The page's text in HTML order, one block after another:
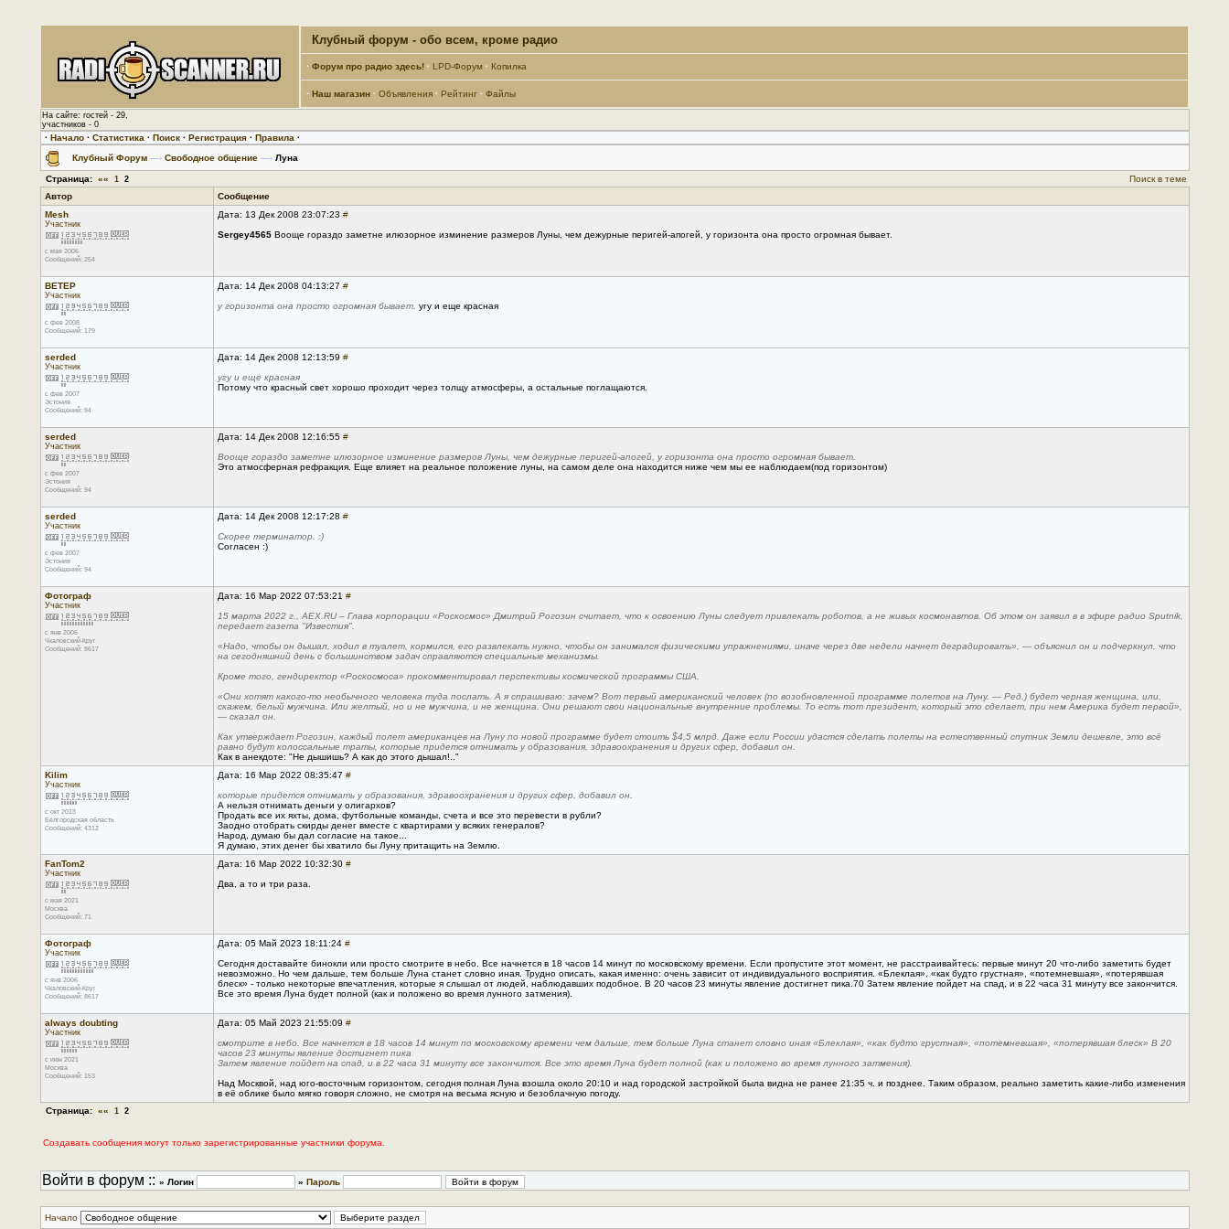
Клубный форум - обо всем, кроме радио
· Форум про радио здесь! · LPD-Форум · Копилка
· Наш магазин · Объявления · Рейтинг · Файлы
На сайте: гостей - 29,
участников - 0
· Начало· Статистика · Поиск· Регистрация· Правила ·
Клубный Форум —› Свободное общение —›Луна
Страница: «« 1 2
Поиск в теме
Автор
Сообщение
Mesh
Участник
с мая 2006
Сообщений: 254
Дата: 13 Дек 2008 23:07:23 #
Sergey4565Вооще гораздо заметне илюзорное изминение размеров Луны, чем дежурные перигей-апогей, у горизонта она просто огромная бывает.
ВЕТЕР
Участник
с фев 2008
Сообщений: 179
Дата: 14 Дек 2008 04:13:27 #
у горизонта она просто огромная бывает. угу и еще красная
serded
Участник
с фев 2007
Эстония
Сообщений: 94
Дата: 14 Дек 2008 12:13:59 #
угу и еще красная
Потому что красный свет хорошо проходит через толщу атмосферы, а остальные поглащаются.
serded
Участник
с фев 2007
Эстония
Сообщений: 94
Дата: 14 Дек 2008 12:16:55 #
Вооще гораздо заметне илюзорное изминение размеров Луны, чем дежурные перигей-апогей, у горизонта она просто огромная бывает.
Это атмосферная рефракция. Еще влияет на реальное положение луны, на самом деле она находится ниже чем мы ее наблюдаем(под горизонтом)
serded
Участник
с фев 2007
Эстония
Сообщений: 94
Дата: 14 Дек 2008 12:17:28 #
Скорее терминатор. :)
Согласен :)
Фотограф
Участник
с янв 2006
Чкаловский-Круг
Сообщений: 8617
Дата: 16 Мар 2022 07:53:21 #
15 марта 2022 г., AEX.RU – Глава корпорации «Роскосмос» Дмитрий Рогозин считает, что к освоению Луны следует привлекать роботов, а не живых космонавтов. Об этом он заявил в в эфире радио Sputnik,
передает газета "Известия".
«Надо, чтобы он дышал, ходил в туалет, кормился, его развлекать нужно, чтобы он занимался физическими упражнениями, иначе через две недели начнет деградировать», — объяснил он и подчеркнул, что
на сегодняшний день с большинством задач справляются специальные механизмы.
Кроме того, гендиректор «Роскосмоса» прокомментировал перспективы космической программы США.
«Они хотят какого-то необычного человека туда послать. А я спрашиваю: зачем? Вот первый американский человек (по возобновленной программе полетов на Луну. — Ред.) будет черная женщина, или,
скажем, белый мужчина. Или желтый, но и не мужчина, и не женщина. Они решают свои национальные внутренние проблемы. То есть тот президент, который это сделает, при нем Америка будет первой»,
— сказал он.
Как утверждает Рогозин, каждый полет американцев на Луну по новой программе будет стоить $4,5 млрд. Даже если России удастся сделать полеты на естественный спутник Земли дешевле, это всё
равно будут колоссальные траты, которые придется отнимать у образования, здравоохранения и других сфер, добавил он.
Как в анекдоте: "Не дышишь? А как до этого дышал!.."
Kilim
Участник
с окт 2013
Белгородская область
Сообщений: 4312
Дата: 16 Мар 2022 08:35:47 #
которые придется отнимать у образования, здравоохранения и других сфер, добавил он.
А нельзя отнимать деньги у олигархов?
Продать все их яхты, дома, футбольные команды, счета и все это перевести в рубли?
Заодно отобрать скирды денег вместе с квартирами у всяких генералов?
Народ, думаю бы дал согласие на такое...
Я думаю, этих денег бы хватило бы Луну притащить на Землю.
FanTom2
Участник
с мая 2021
Москва
Сообщений: 71
Дата: 16 Мар 2022 10:32:30 #
Два, а то и три раза.
Фотограф
Участник
с янв 2006
Чкаловский-Круг
Сообщений: 8617
Дата: 05 Май 2023 18:11:24 #
Сегодня доставайте бинокли или просто смотрите в небо. Все начнется в 18 часов 14 минут по московскому времени. Если пропустите этот момент, не расстраивайтесь: первые минут 20 что-либо заметить будет
невозможно. Но чем дальше, тем больше Луна станет словно иная. Трудно описать, какая именно: очень зависит от индивидуального восприятия. «Блеклая», «как будто грустная», «потемневшая», «потерявшая
блеск» - только некоторые впечатления, которые я слышал от людей, наблюдавших подобное. В 20 часов 23 минуты явление достигнет пика.70 Затем явление пойдет на спад, и в 22 часа 31 минуту все закончится.
Все это время Луна будет полной (как и положено во время лунного затмения).
always doubting
Участник
с июн 2021
Москва
Сообщений: 153
Дата: 05 Май 2023 21:55:09 #
смотрите в небо. Все начнется в 18 часов 14 минут по московскому времени чем дальше, тем больше Луна станет словно иная «Блеклая», «как будто грустная», «потемневшая», «потерявшая блеск» В 20
часов 23 минуты явление достигнет пика
Затем явление пойдет на спад, и в 22 часа 31 минуту все закончится. Все это время Луна будет полной (как и положено во время лунного затмения).
Над Москвой, над юго-восточным горизонтом, сегодня полная Луна взошла около 20:10 и над городской застройкой была видна не ранее 21:35 ч. и позднее. Таким образом, реально заметить какие-либо изменения
в её облике было мягко говоря сложно, не смотря на весьма ясную и безоблачную погоду.
Страница: «« 1 2
Создавать сообщения могут только зарегистрированные участники форума.
Войти в форум :: » Логин » Пароль
Начало